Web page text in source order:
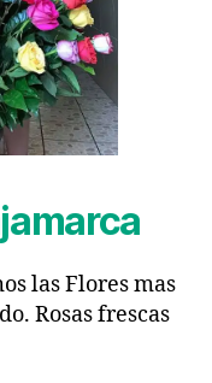
las Flores mas
Rosas frescas